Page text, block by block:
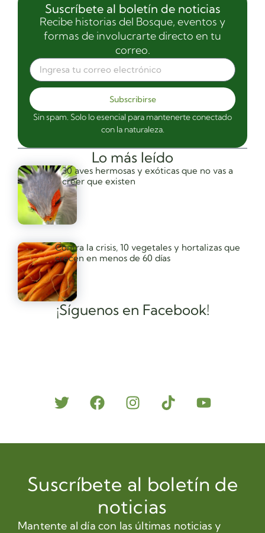
¡Síguenos en Facebook!
Lo más leído
30 aves hermosas y exóticas que no vas a
creer que existen
Contra la crisis, 10 vegetales y hortalizas que
crecen en menos de 60 días
Suscríbete al boletín de noticias
Recibe historias del Bosque, eventos y
formas de involucrarte directo en tu
correo.
Subscribirse
Sin spam. Solo lo esencial para mantenerte conectado
con la naturaleza.
Suscríbete al boletín de
noticias
Mantente al día con las últimas noticias y